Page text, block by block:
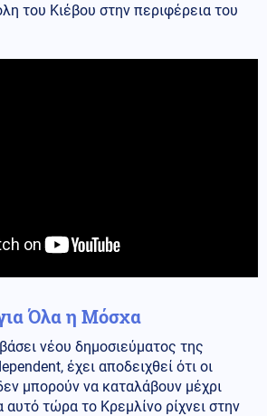
του Κιέβου στην περιφέρεια του
Όλα η Μόσχα
νέου δημοσιεύματος της
έχει αποδειχθεί ότι οι
μπορούν να καταλάβουν μέχρι
αυτό τώρα το Κρεμλίνο ρίχνει στην